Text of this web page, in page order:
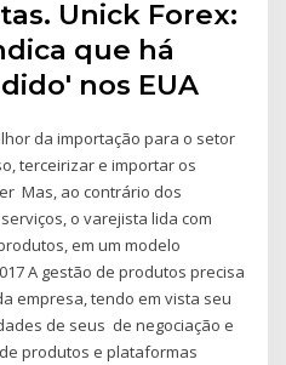
Unick Forex:
que há
nos EUA
da importação para o setor
terceirizar e importar os
Mas, ao contrário dos
o varejista lida com
em um modelo
A gestão de produtos precisa
empresa, tendo em vista seu
de seus de negociação e
produtos e plataformas